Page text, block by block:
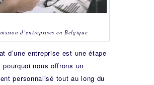
d’entreprises en Belgique
d’une entreprise est une étape
pourquoi nous offrons un
personnalisé tout au long du